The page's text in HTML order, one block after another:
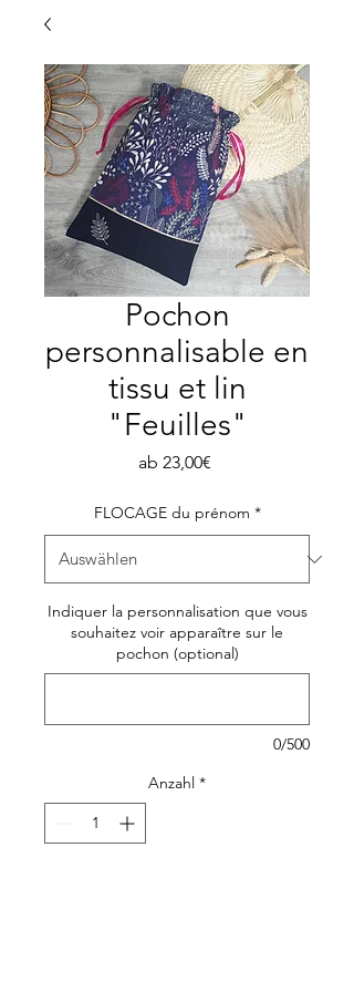
Pochon
personnalisable en
tissu et lin
"Feuilles"
ab 23,00€Sale-
FLOCAGE du prénom *
Indiquer la personnalisation que vous
souhaitez voir apparaître sur le
pochon (optional)
0/500
Anzahl *